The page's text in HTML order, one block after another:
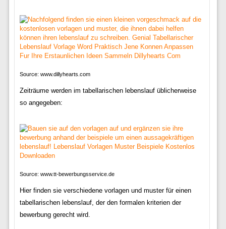
Source: www.dillyhearts.com
Zeiträume werden im tabellarischen lebenslauf üblicherweise
so angegeben:
Source: www.tt-bewerbungsservice.de
Hier finden sie verschiedene vorlagen und muster für einen
tabellarischen lebenslauf, der den formalen kriterien der
bewerbung gerecht wird.